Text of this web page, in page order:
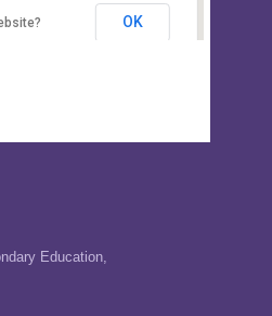
Education, Alampur,
Education,